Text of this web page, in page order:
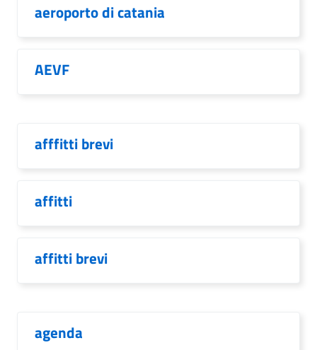
aeroporto di catania
AEVF
afffitti brevi
affitti
affitti brevi
agenda